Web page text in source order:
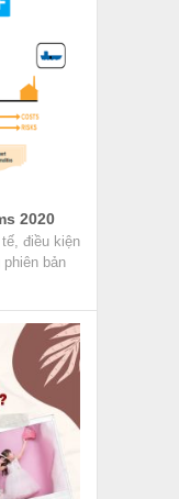
2020
điều kiện
bản